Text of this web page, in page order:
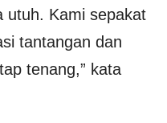
utuh. Kami sepakat
tantangan dan
tenang,” kata